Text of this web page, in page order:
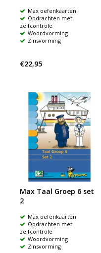
Max oefenkaarten
Opdrachten met
zelfcontrole
Woordvorming
Zinsvorming
€22,95
Max Taal Groep 6 set
2
Max oefenkaarten
Opdrachten met
zelfcontrole
Woordvorming
Zinsvorming